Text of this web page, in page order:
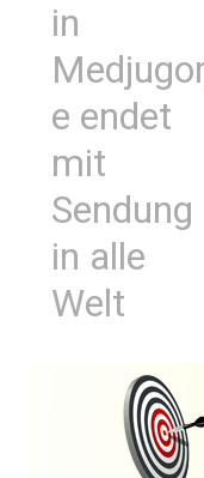
in
e endet
mit
Sendung
in alle
Welt